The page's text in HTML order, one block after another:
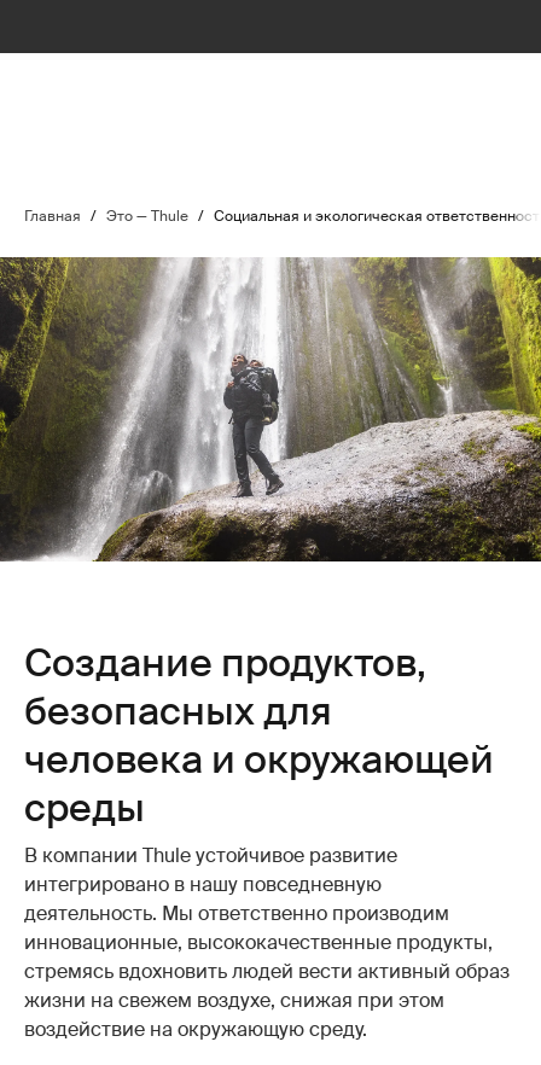
Главная / Это — Thule / Социальная и экологическая
Создание продуктов,
безопасных для
человека и окружающей
среды
В компании Thule устойчивое развитие
интегрировано в нашу повседневную
деятельность. Мы ответственно производим
инновационные, высококачественные продукты,
стремясь вдохновить людей вести активный образ
жизни на свежем воздухе, снижая при этом
воздействие на окружающую среду.